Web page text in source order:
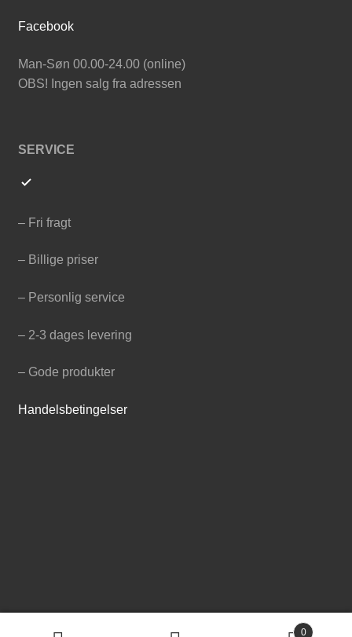
Facebook
Man-Søn 00.00-24.00 (online)
OBS! Ingen salg fra adressen
SERVICE
– Fri fragt
– Billige priser
– Personlig service
– 2-3 dages levering
– Gode produkter
Handelsbetingelser
0